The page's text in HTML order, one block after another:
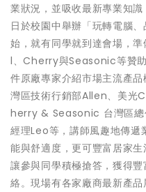
業狀況，並吸收最新專業知
日於校園中舉辦「玩轉電腦
始，就有同學就到達會場，
l、Cherry與Seasonic等贊助
件原廠專家介紹市場主流產
灣區技術行銷部Allen、美
herry & Seasonic 台灣區總
經理Leo等，講師風趣地傳遞
能與舒適度，更可豐富居家
讓參與同學積極搶答，獲得
絡。現場有各家廠商最新產